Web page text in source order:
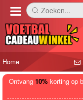
󰅼 Zoeken...
Home
Ontvang 10%korting op